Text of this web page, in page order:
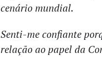
cenário mundial.
Senti-me confiante
relação ao papel da